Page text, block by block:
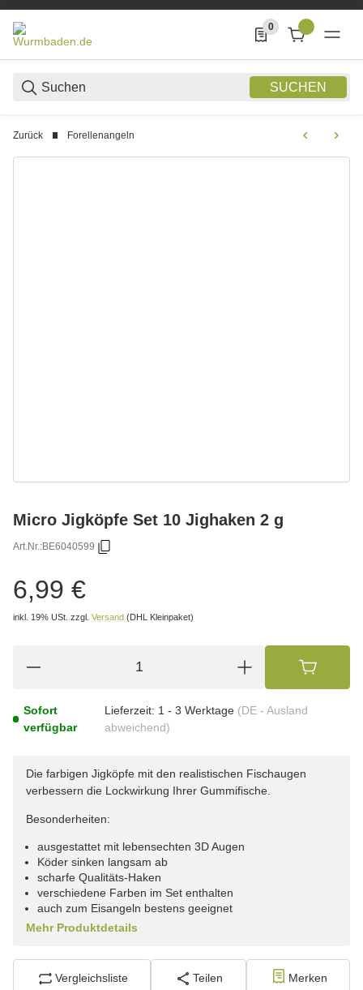
SUCHEN
0
0 Produkte in der
Zurück Forellenangeln
Micro Jigköpfe Set 10 Jighaken 2 g
Art.Nr.:BE6040599
6,99 €
inkl. 19% USt. zzgl. Versand (DHL Kleinpaket)
Sofort
verfügbar
Lieferzeit: 1 - 3 Werktage (DE - Ausland
abweichend)
Die farbigen Jigköpfe mit den realistischen Fischaugen
verbessern die Lockwirkung Ihrer Gummifische.
Besonderheiten:
ausgestattet mit lebensechten 3D Augen
Köder sinken langsam ab
scharfe Qualitäts-Haken
verschiedene Farben im Set enthalten
auch zum Eisangeln bestens geeignet
Mehr Produktdetails
Vergleichsliste Teilen Merken